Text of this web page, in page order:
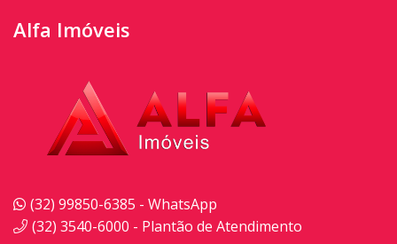
Alfa Imóveis
(32) 99850-6385 - WhatsApp
(32) 3540-6000 - Plantão de Atendimento